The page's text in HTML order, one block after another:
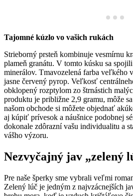
Tajomné kúzlo vo vašich rukách
Strieborný prsteň kombinuje vesmírnu
plameň granátu. V tomto kúsku sa
minerálov. Tmavozelená farba veľkého
jasne červený pyrop. Veľkosť
obklopený rozptylom zo štrnástich
produktu je približne 2,9 gramu, môže
našom obchode si môžete objednať
aj kúpiť prívesok a náušnice podobnej
dokonale zdôrazní vašu individualitu a
vášho výzoru.
Nezvyčajný jav „zelený
Pre naše šperky sme vybrali veľmi
Zelený lúč je jedným z najvzácnejších